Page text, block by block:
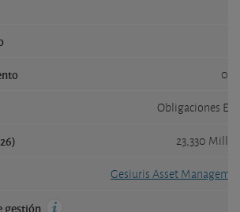
08/
Obligaciones
23,330
Gesiuris Asset
gestión